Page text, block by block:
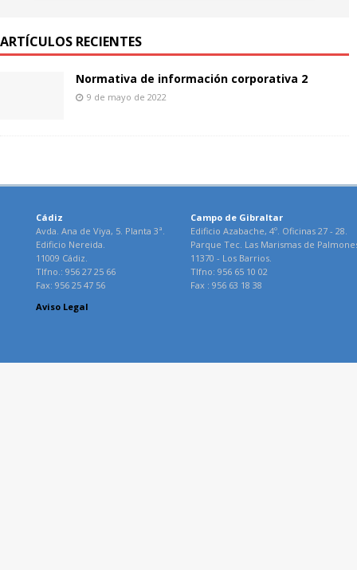
ARTÍCULOS RECIENTES
Normativa de información corporativa 2
9 de mayo de 2022
Cádiz
Avda. Ana de Viya, 5. Planta 3ª.
Edificio Nereida.
11009 Cádiz.
Tlfno.: 956 27 25 66
Fax: 956 25 47 56
Campo de Gibraltar
Edificio Azabache, 4º. Oficinas 27 - 28.
Parque Tec. Las Marismas de
11370 - Los Barrios.
Tlfno: 956 65 10 02
Fax : 956 63 18 38
Aviso Legal